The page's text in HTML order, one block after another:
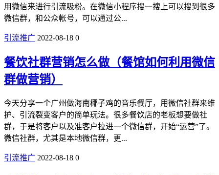
用微信来进行引流吸粉。在微信小程序搜一搜上可以搜到很多
微信群，和公众帐号，可以通过公...
引流推广 2022-08-18 0
餐饮社群营销怎么做（餐馆如何利用微信
群做营销）
今天分享一个广州做海南椰子鸡的音乐餐厅，用微信社群来维
护、引流裂变客户的简单玩法。很多餐饮店的老板想要做社
群，于是将客户以及准客户拉进一个微信群，开始“运营”了。
微信社群，尤其是本地微信群，更...
引流推广 2022-08-18 0